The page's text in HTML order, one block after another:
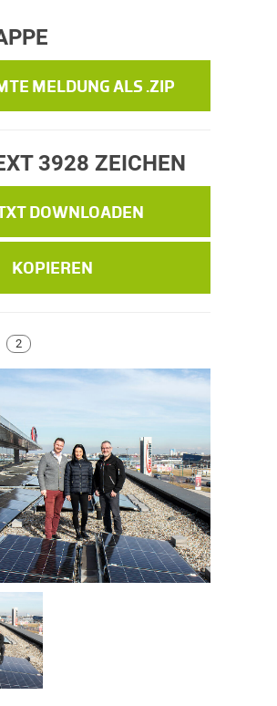
MELDUNG ALS .ZIP
3928 ZEICHEN
DOWNLOADEN
KOPIEREN
2